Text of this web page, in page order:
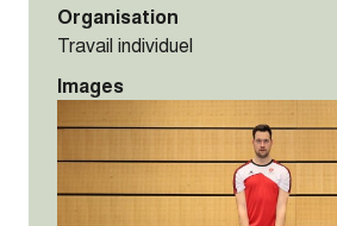
Organisation
Travail individuel
Images